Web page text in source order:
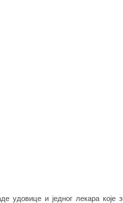
удовице и једног лекара које